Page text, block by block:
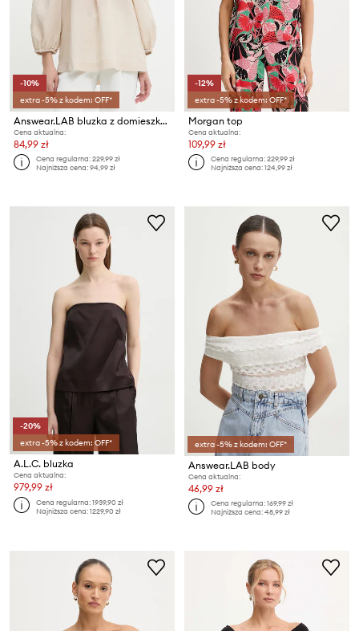
-10%
extra -5% z kodem: OFF*
Answear.LAB bluzka z domieszką lnu
Cena aktualna:
84,99 zł
Cena regularna:229,99 zł
Najniższa cena:94,99 zł
-12%
extra -5% z kodem: OFF*
Morgan top
Cena aktualna:
109,99 zł
Cena regularna:229,99 zł
Najniższa cena:124,99 zł
-20%
extra -5% z kodem: OFF*
A.L.C. bluzka
Cena aktualna:
979,99 zł
Cena regularna:1939,90 zł
Najniższa cena:1229,90 zł
extra -5% z kodem: OFF*
Answear.LAB body
Cena aktualna:
46,99 zł
Cena regularna:169,99 zł
Najniższa cena:48,99 zł